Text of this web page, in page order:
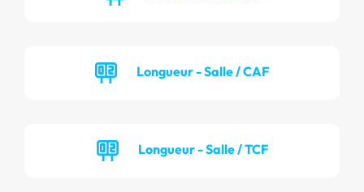
Longueur - Salle / CAF
Longueur - Salle / TCF